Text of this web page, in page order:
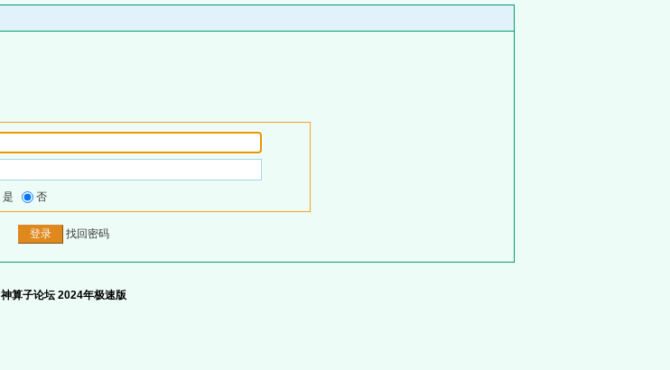
是 否
找回密码
神算子论坛 2024年极速版